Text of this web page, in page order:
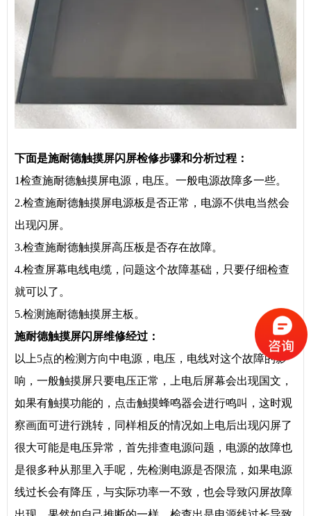
下面是施耐德触摸屏闪屏检修步骤和分析过程：
1检查施耐德触摸屏电源，电压。一般电源故障多一些。
2.检查施耐德触摸屏电源板是否正常，电源不供电当然会
出现闪屏。
3.检查施耐德触摸屏高压板是否存在故障。
4.检查屏幕电线电缆，问题这个故障基础，只要仔细检查
就可以了。
5.检测施耐德触摸屏主板。
施耐德触摸屏闪屏维修经过 ：
以上5点的检测方向中电源，电压，电线对这个故障的影
响，一般触摸屏只要电压正常，上电后屏幕会出现国文，
如果有触摸功能的，点击触摸蜂鸣器会进行鸣叫，这时观
察画面可进行跳转，同样相反的情况如上电后出现闪屏了
很大可能是电压异常，首先排查电源问题，电源的故障也
是很多种从那里入手呢，先检测电源是否限流，如果电源
线过长会有降压，与实际功率一不致，也会导致闪屏故障